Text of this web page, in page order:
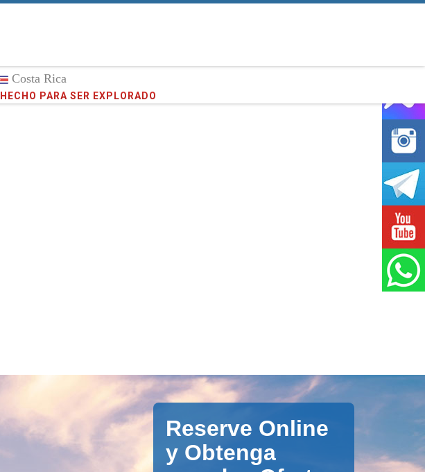
Costa Rica
¡Confíe en373,016clientes que hemos servido!
HECHO PARA SER EXPLORADO
Reserve Online
y Obtenga